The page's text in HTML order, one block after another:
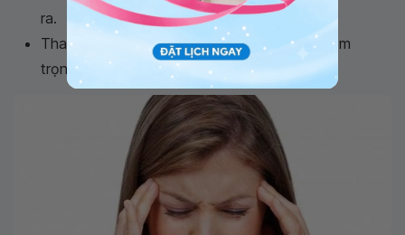
ra.
Thay thế natri trong những trường hợp nghiêm
trọng.